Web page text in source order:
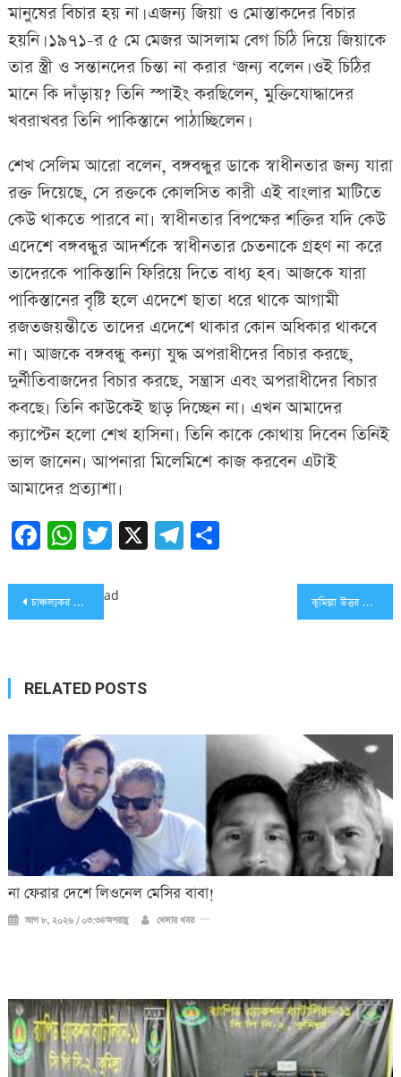
মানুষের বিচার হয় না। এজন্য জিয়া ও মোস্তাকদের বিচার
হয়নি। ১৯৭১-র ৫ মে মেজর আসলাম বেগ চিঠি দিয়ে জিয়াকে
তার স্ত্রী ও সন্তানদের চিন্তা না করার ‘জন্য বলেন। ওই চিঠির
মানে কি দাঁড়ায়? তিনি স্পাইং করছিলেন, মুক্তিযোদ্ধাদের
খবরাখবর তিনি পাকিস্তানে পাঠাচ্ছিলেন।
শেখ সেলিম আরো বলেন, বঙ্গবন্ধুর ডাকে স্বাধীনতার জন্য যারা
রক্ত দিয়েছে, সে রক্তকে কোলসিত কারী এই বাংলার মাটিতে
কেউ থাকতে পারবে না৷ স্বাধীনতার বিপক্ষের শক্তির যদি কেউ
এদেশে বঙ্গবন্ধুর আদর্শকে স্বাধীনতার চেতনাকে গ্রহণ না করে
তাদেরকে পাকিস্তানি ফিরিয়ে দিতে বাধ্য হব৷ আজকে যারা
পাকিস্তানের বৃষ্টি হলে এদেশে ছাতা ধরে থাকে আগামী
রজতজয়ন্তীতে তাদের এদেশে থাকার কোন অধিকার থাকবে
না৷ আজকে বঙ্গবন্ধু কন্যা যুদ্ধ অপরাধীদের বিচার করছে,
দুর্নীতিবাজদের বিচার করছে, সন্ত্রাস এবং অপরাধীদের বিচার
কবছে৷ তিনি কাউকেই ছাড় দিচ্ছেন না৷ এখন আমাদের
ক্যাপ্টেন হলো শেখ হাসিনা৷ তিনি কাকে কোথায় দিবেন তিনিই
ভাল জানেন৷ আপনারা মিলেমিশে কাজ করবেন এটাই
আমাদের প্রত্যাশা৷
Facebook
WhatsApp
Twitter
X Telegram
Share
Post
চাঞ্চল্যকর মামলাগুলো নিবিড় তদারকির জন্য আইজিপির নির্দেশ কুমিল্লা উত্তর জেলা আওয়ামী লীগের সভাপতি রুহুল আমিন, সম্পাদক রোশন আলী
ad
RELATED POSTS
না ফেরার দেশে লিওনেল মেসির বাবা!
আগ ৮, ২০২৬ / ০৩:৩৪অপরাহ্ণ খেলার খবর